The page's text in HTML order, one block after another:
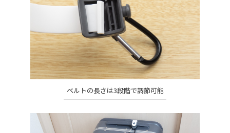
ベルトの長さは3段階で調節可能